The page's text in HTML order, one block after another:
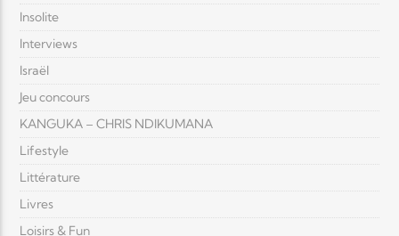
Insolite
Interviews
Israël
Jeu concours
KANGUKA – CHRIS NDIKUMANA
Lifestyle
Littérature
Livres
Loisirs & Fun